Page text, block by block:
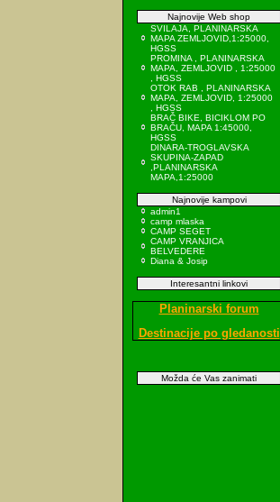
Najnovije Web shop
SVILAJA, PLANINARSKA
MAPA ZEMLJOVID,1:25000,
HGSS
PROMINA , PLANINARSKA
MAPA, ZEMLJOVID , 1:25000
, HGSS
OTOK RAB , PLANINARSKA
MAPA, ZEMLJOVID, 1:25000
, HGSS
BRAČ BIKE, BICIKLOM PO
BRAČU, MAPA 1:45000,
HGSS
DINARA-TROGLAVSKA
SKUPINA-ZAPAD
,PLANINARSKA
MAPA,1:25000
Najnovije kampovi
admin1
camp mlaska
CAMP SEGET
CAMP VRANJICA
BELVEDERE
Diana & Josip
Interesantni linkovi
Planinarski forum
Destinacije po gledanosti
Možda će Vas zanimati